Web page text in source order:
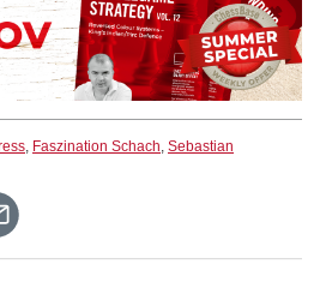
, Faszination Schach, Sebastian